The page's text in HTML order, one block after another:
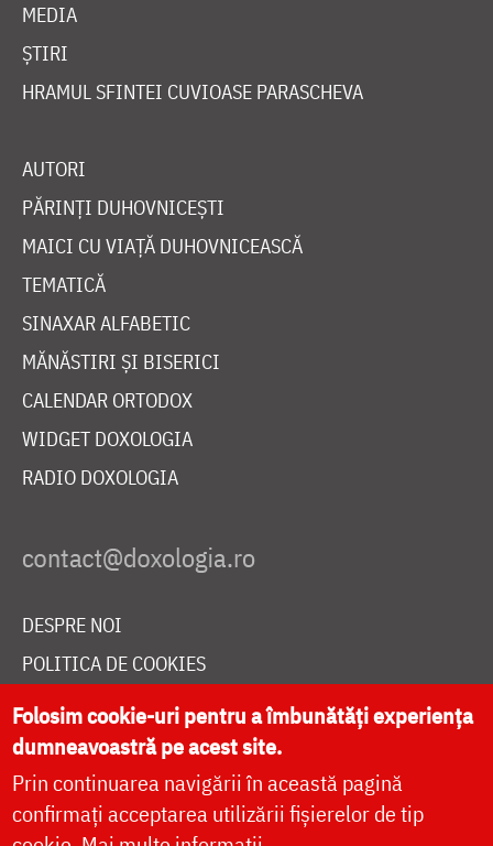
MEDIA
ȘTIRI
HRAMUL SFINTEI CUVIOASE PARASCHEVA
AUTORI
PĂRINȚI DUHOVNICEȘTI
MAICI CU VIAȚĂ DUHOVNICEASCĂ
TEMATICĂ
SINAXAR ALFABETIC
MĂNĂSTIRI ȘI BISERICI
CALENDAR ORTODOX
WIDGET DOXOLOGIA
RADIO DOXOLOGIA
DESPRE NOI
POLITICA DE COOKIES
DONEAZĂ ONLINE PENTRU CATEDRALA NAȚIONALĂ
LIVE
Folosim cookie-uri pentru a îmbunătăți experiența
dumneavoastră pe acest site.
Prin continuarea navigării în această pagină
confirmați acceptarea utilizării fișierelor de tip